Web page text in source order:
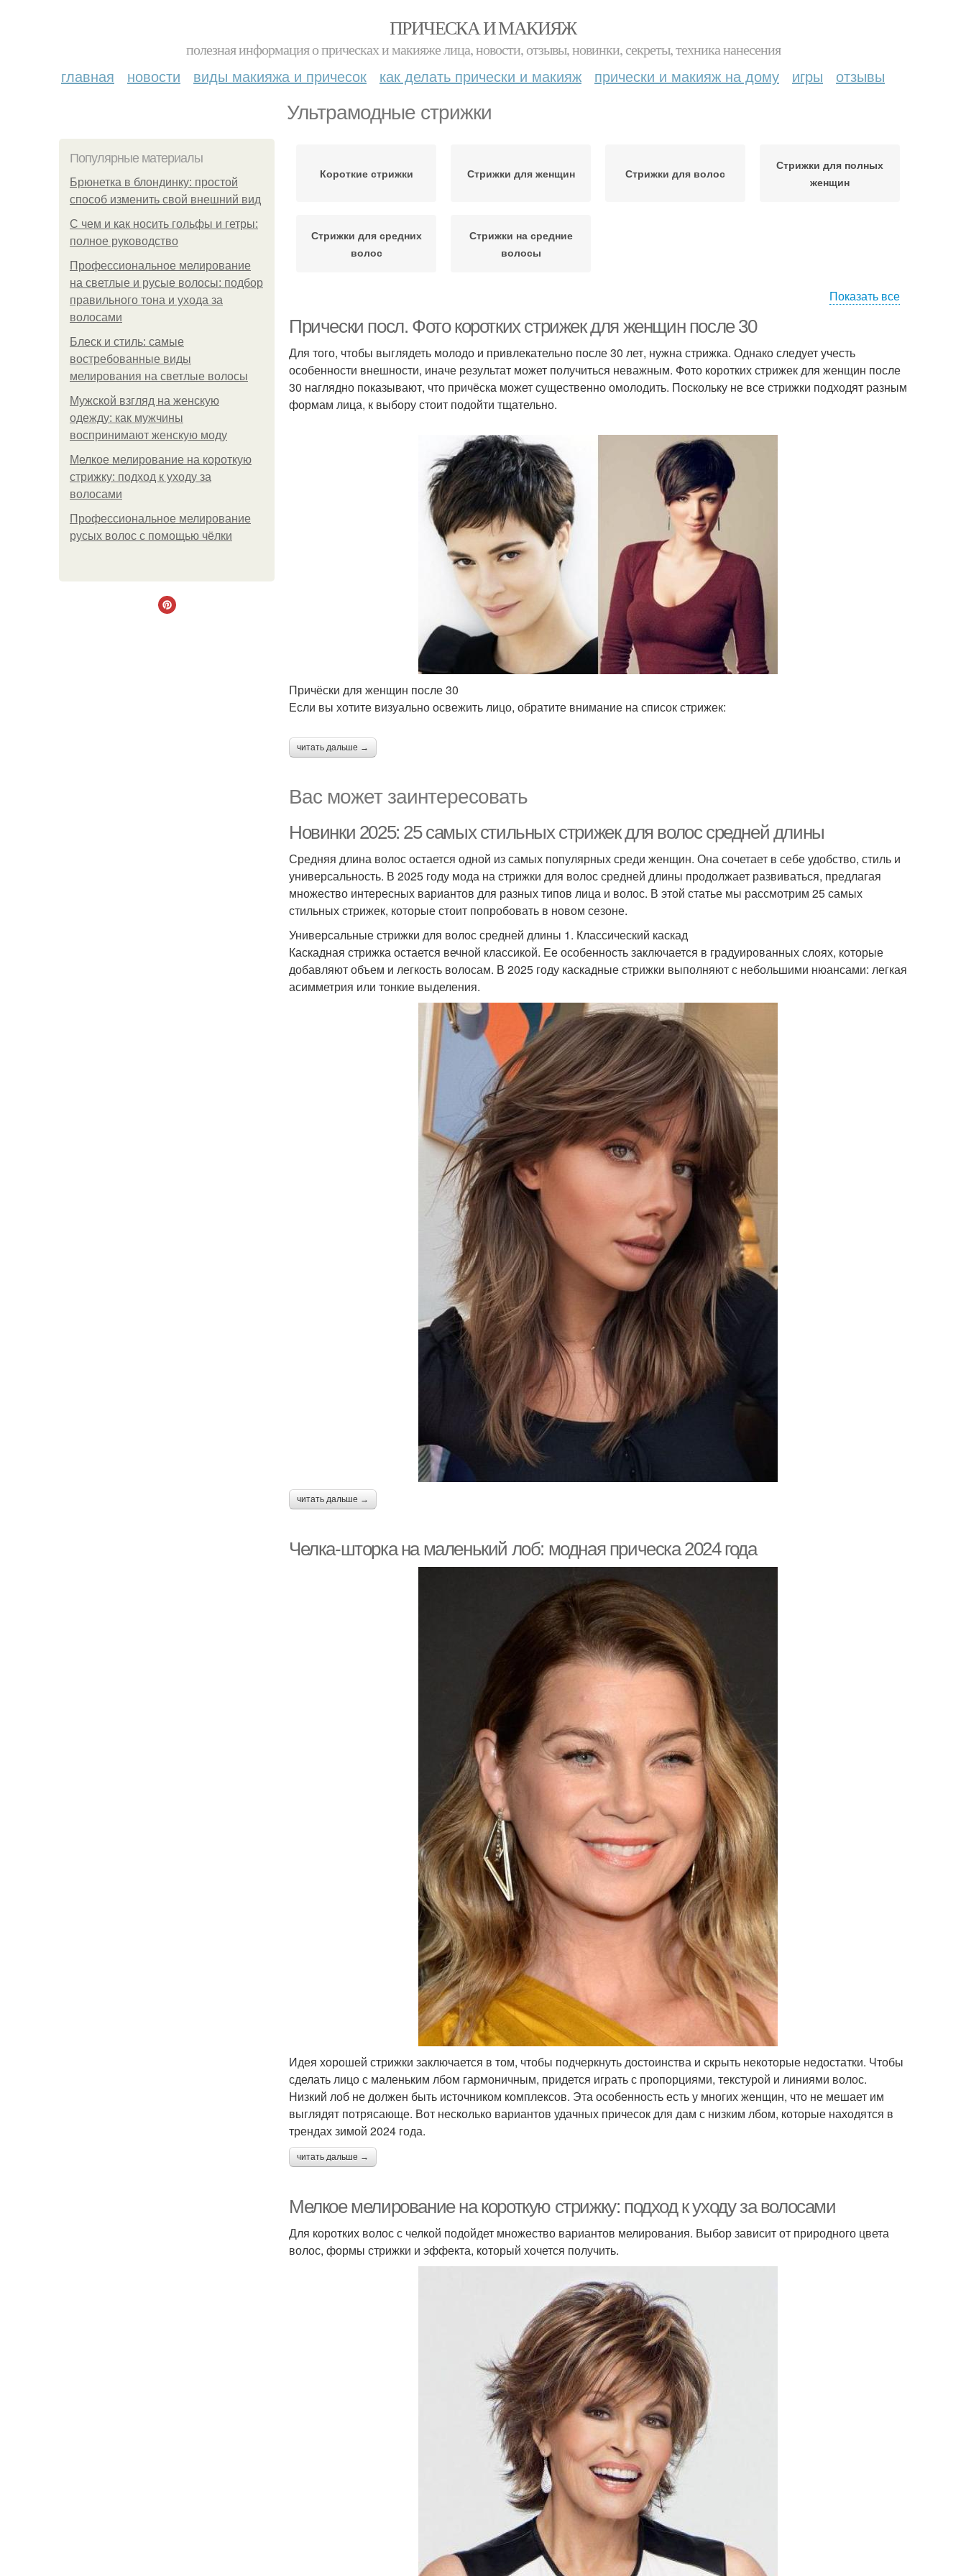
ПРИЧЕСКА И МАКИЯЖ
полезная информация о прическах и макияже лица, новости, отзывы, новинки, секреты, техника нанесения
главная новости виды макияжа и причесок как делать прически и макияж прически и макияж на дому игры отзывы
Ультрамодные стрижки
Популярные материалы
Брюнетка в блондинку: простой
способ изменить свой внешний вид
С чем и как носить гольфы и гетры:
полное руководство
Профессиональное мелирование
на светлые и русые волосы: подбор
правильного тона и ухода за
волосами
Блеск и стиль: самые
востребованные виды
мелирования на светлые волосы
Мужской взгляд на женскую
одежду: как мужчины
воспринимают женскую моду
Мелкое мелирование на короткую
стрижку: подход к уходу за
волосами
Профессиональное мелирование
русых волос с помощью чёлки
Короткие стрижки Стрижки для женщин Стрижки для волос
Стрижки для полных
женщин
Стрижки для средних
волос
Стрижки на средние
волосы
Показать все
Прически посл. Фото коротких стрижек для женщин после 30
Для того, чтобы выглядеть молодо и привлекательно после 30 лет, нужна стрижка. Однако следует учесть
особенности внешности, иначе результат может получиться неважным. Фото коротких стрижек для женщин после
30 наглядно показывают, что причёска может существенно омолодить. Поскольку не все стрижки подходят разным
формам лица, к выбору стоит подойти тщательно.
Причёски для женщин после 30
Если вы хотите визуально освежить лицо, обратите внимание на список стрижек:
читать дальше →
Вас может заинтересовать
Новинки 2025: 25 самых стильных стрижек для волос средней длины
Средняя длина волос остается одной из самых популярных среди женщин. Она сочетает в себе удобство, стиль и
универсальность. В 2025 году мода на стрижки для волос средней длины продолжает развиваться, предлагая
множество интересных вариантов для разных типов лица и волос. В этой статье мы рассмотрим 25 самых
стильных стрижек, которые стоит попробовать в новом сезоне.
Универсальные стрижки для волос средней длины 1. Классический каскад
Каскадная стрижка остается вечной классикой. Ее особенность заключается в градуированных слоях, которые
добавляют объем и легкость волосам. В 2025 году каскадные стрижки выполняют с небольшими нюансами: легкая
асимметрия или тонкие выделения.
читать дальше →
Челка-шторка на маленький лоб: модная прическа 2024 года
Идея хорошей стрижки заключается в том, чтобы подчеркнуть достоинства и скрыть некоторые недостатки. Чтобы
сделать лицо с маленьким лбом гармоничным, придется играть с пропорциями, текстурой и линиями волос.
Низкий лоб не должен быть источником комплексов. Эта особенность есть у многих женщин, что не мешает им
выглядят потрясающе. Вот несколько вариантов удачных причесок для дам с низким лбом, которые находятся в
трендах зимой 2024 года.
читать дальше →
Мелкое мелирование на короткую стрижку: подход к уходу за волосами
Для коротких волос с челкой подойдет множество вариантов мелирования. Выбор зависит от природного цвета
волос, формы стрижки и эффекта, который хочется получить.